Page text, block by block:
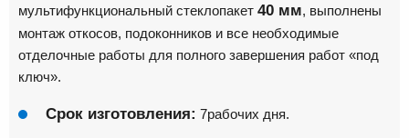
мультифункциональный стеклопакет 40 мм, выполнены
монтаж откосов, подоконников и все необходимые
отделочные работы для полного завершения работ «под
ключ».
Срок изготовления: 7рабочих дня.